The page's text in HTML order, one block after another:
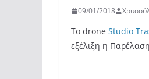
09/01/2018
To drone Studio
εξέλιξη η